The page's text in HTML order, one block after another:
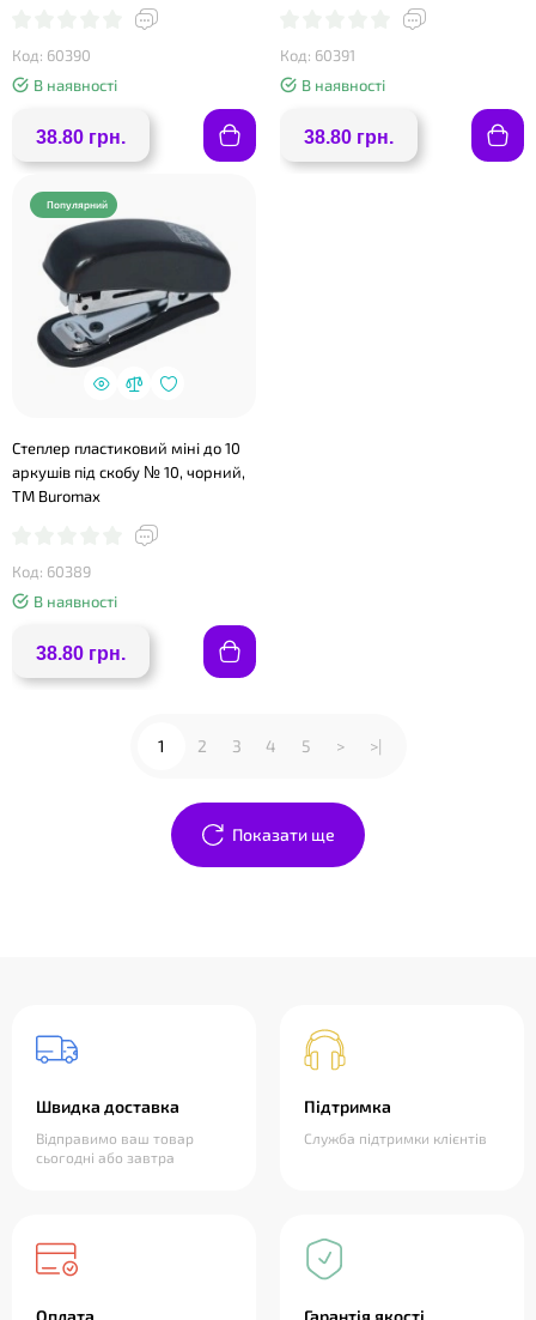
Код: 60390
В наявності
38.80 грн.
Код: 60391
В наявності
38.80 грн.
Популярний
Степлер пластиковий міні до 10
аркушів під скобу № 10, чорний,
ТМ Buromax
Код: 60389
В наявності
38.80 грн.
Показати ще
1 2 3 4 5 > >|
Швидка доставка
Відправимо ваш товар
сьогодні або завтра
Підтримка
Служба підтримки клієнтів
Оплата Гарантія якості